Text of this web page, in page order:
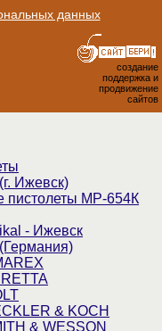
данных
создание
поддержка и
продвижение
сайтов
Ижевск)
пистолеты МР-654К
- Ижевск
& KOCH
& WESSON